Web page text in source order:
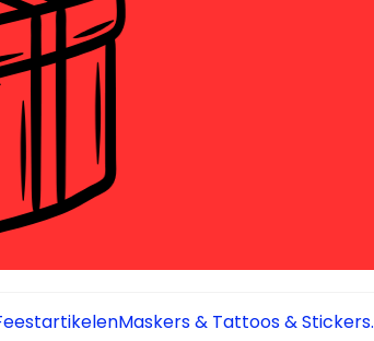
Maskers & Tattoos & Stickers.